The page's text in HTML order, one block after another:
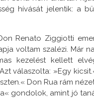
hívását jelentik: a
Renato Ziggiotti
voltam szalézi. Már
kezelést kellett
válaszolta: »Egy
Don Rua rám
gondolok, amint jó